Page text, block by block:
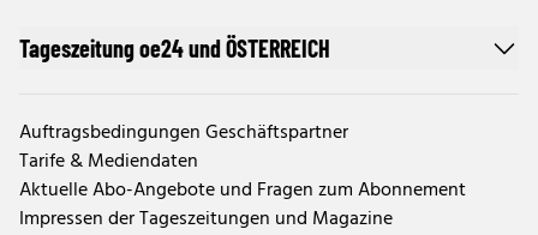
Tageszeitung oe24 und ÖSTERREICH
Auftragsbedingungen Geschäftspartner
Tarife & Mediendaten
Aktuelle Abo-Angebote und Fragen zum Abonnement
Impressen der Tageszeitungen und Magazine